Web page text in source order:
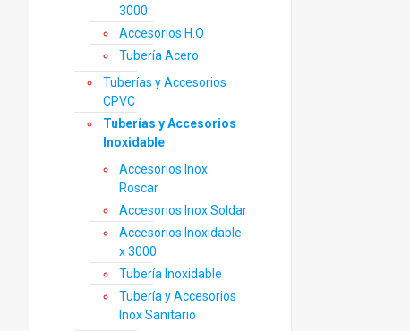
3000
Accesorios H.O
Tubería Acero
Tuberías y Accesorios
CPVC
Tuberías y Accesorios
Inoxidable
Accesorios Inox
Roscar
Accesorios Inox Soldar
Accesorios Inoxidable
x 3000
Tubería Inoxidable
Tubería y Accesorios
Inox Sanitario